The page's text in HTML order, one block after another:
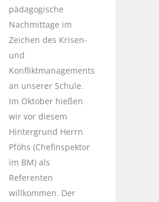
pädagogische
Nachmittage im
Zeichen des Krisen-
und
Konfliktmanagements
an unserer Schule.
Im Oktober hießen
wir vor diesem
Hintergrund Herrn
Pföhs (Chefinspektor
im BM) als
Referenten
willkommen. Der